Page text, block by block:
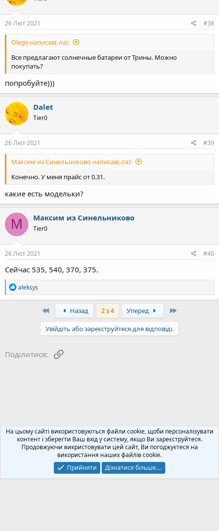
26 Лют 2021 #38
Olege написав(-ла):
Все предлагают солнечные батареи от Трины. Можно
покупать?
попробуйте)))
Dalet
Tier0
26 Лют 2021 #39
Максим из Синельниково написав(-ла):
Конечно. У меня прайс от 0.31.
какие есть модельки?
М Максим из Синельниково
Tier0
26 Лют 2021 #40
Сейчас 535, 540, 370, 375.
Р
е
а
aleksys
Назад 2 з 4 Уперед
Увійдіть або зареєструйтеся для відповіді.
Поділитися:
Відгуки про виробників сонячних панелей
Зворотний зв'язок Політика конфіденційності
Допомога
На цьому сайті використовуються файли cookie, щоби персоналізувати
контент і зберегти Ваш вхід у систему, якщо Ви зареєструйтеся.
Продовжуючи викристовувати цей сайт, Ви погоджуєтеся на
використання наших файлів cookie.
Прийняти
Дізнатися більше.…